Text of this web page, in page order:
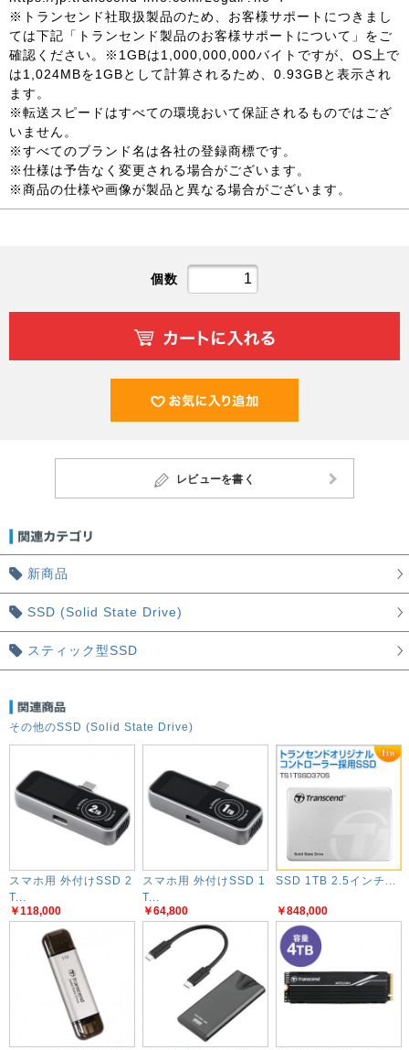
※トランセンド社取扱製品のため、お客様サポートにつきまし
ては下記「トランセンド製品のお客様サポートについて」をご
確認ください。※1GBは1,000,000,000バイトですが、OS上で
は1,024MBを1GBとして計算されるため、0.93GBと表示され
ます。
※転送スピードはすべての環境おいて保証されるものではござ
いません。
※すべてのブランド名は各社の登録商標です。
※仕様は予告なく変更される場合がございます。
※商品の仕様や画像が製品と異なる場合がございます。
個数
レビューを書く
新商品
SSD (Solid State Drive)
スティック型SSD
その他のSSD (Solid State Drive)
スマホ用 外付けSSD 2
T...
￥118,000
スマホ用 外付けSSD 1
T...
￥64,800
SSD 1TB 2.5インチ...
￥848,000